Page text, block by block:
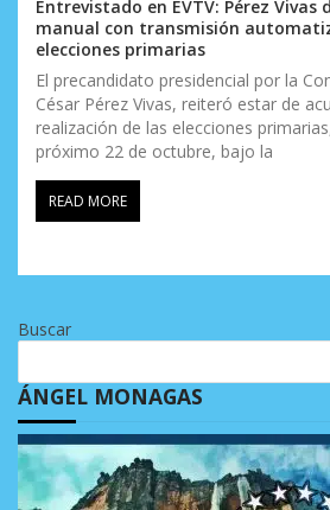
Entrevistado en EVTV: Pérez Vivas
manual con transmisión
elecciones primarias
El precandidato presidencial por la
César Pérez Vivas, reiteró estar de
realización de las elecciones
próximo 22 de octubre, bajo la
READ MORE
Buscar
ÁNGEL MONAGAS